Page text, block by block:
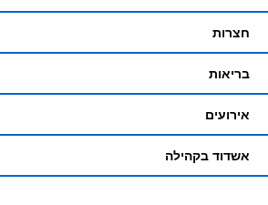
חצרות
בריאות
אירועים
אשדוד בקהילה